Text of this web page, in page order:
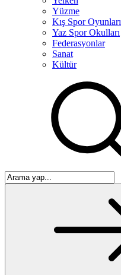
Yüzme
Kış Spor Oyunları
Yaz Spor Okulları
Federasyonlar
Sanat
Kültür